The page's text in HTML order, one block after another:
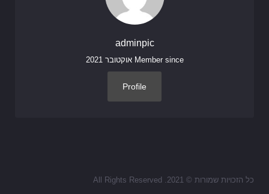
adminpic
Member since אוקטובר 2021
Profile
כל הזכויות שמורות © 2021. All Rights Reserved